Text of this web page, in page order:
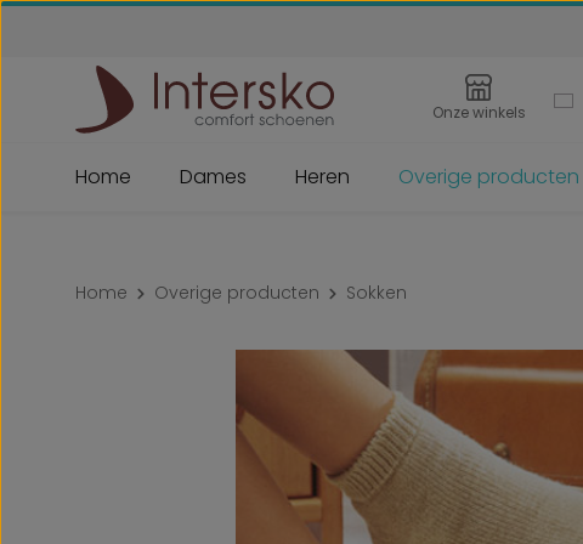
Onze winkels
Home Dames Heren Overige producten
Home Overige producten Sokken
Afbeeldingengalerij overslaan